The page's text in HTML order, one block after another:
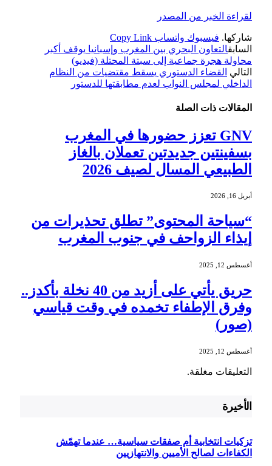
لقراءة الخبر من المصدر
شاركها. فيسبوك واتساب Copy Link
السابقالتعاون البحري بين المغرب وإسبانيا يوقف أكبر
محاولة هجرة جماعية إلى سبتة المحتلة (فيديو)
التالي القضاء الدستوري يسقط مقتضيات من النظام
الداخلي لمجلس النواب لعدم مطابقتها للدستور
المقالات ذات الصلة
GNV تعزز حضورها في المغرب
بسفينتين جديدتين تعملان بالغاز
الطبيعي المسال لصيف 2026
أبريل 16, 2026
“سياحة المحتوى” تطلق تحذيرات من
إيذاء الزواحف في جنوب المغرب
أغسطس 12, 2025
حريق يأتي على أزيد من 40 نخلة بأكدز..
وفرق الإطفاء تخمده في وقت قياسي
(صور)
أغسطس 12, 2025
التعليقات مغلقة.
الأخيرة
تزكيات انتخابية أم صفقات سياسية… عندما تهمّش
الكفاءات لصالح الأميين والانتهازيين